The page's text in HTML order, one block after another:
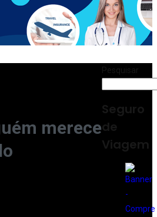
merece
Pesquisar
Seguro
de
Viagem